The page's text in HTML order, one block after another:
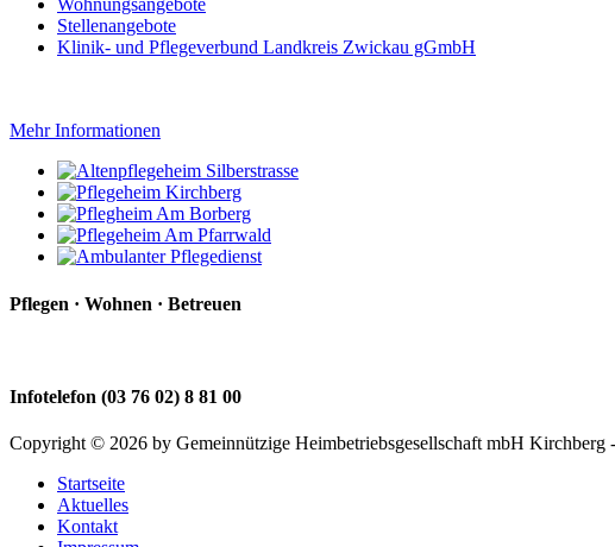
Wohnungsangebote
Stellenangebote
Klinik- und Pflegeverbund Landkreis Zwickau gGmbH
Mehr Informationen
Pflegen · Wohnen · Betreuen
Infotelefon (03 76 02) 8 81 00
Copyright © 2026 by Gemeinnützige Heimbetriebsgesellschaft mbH Kirchberg
Startseite
Aktuelles
Kontakt